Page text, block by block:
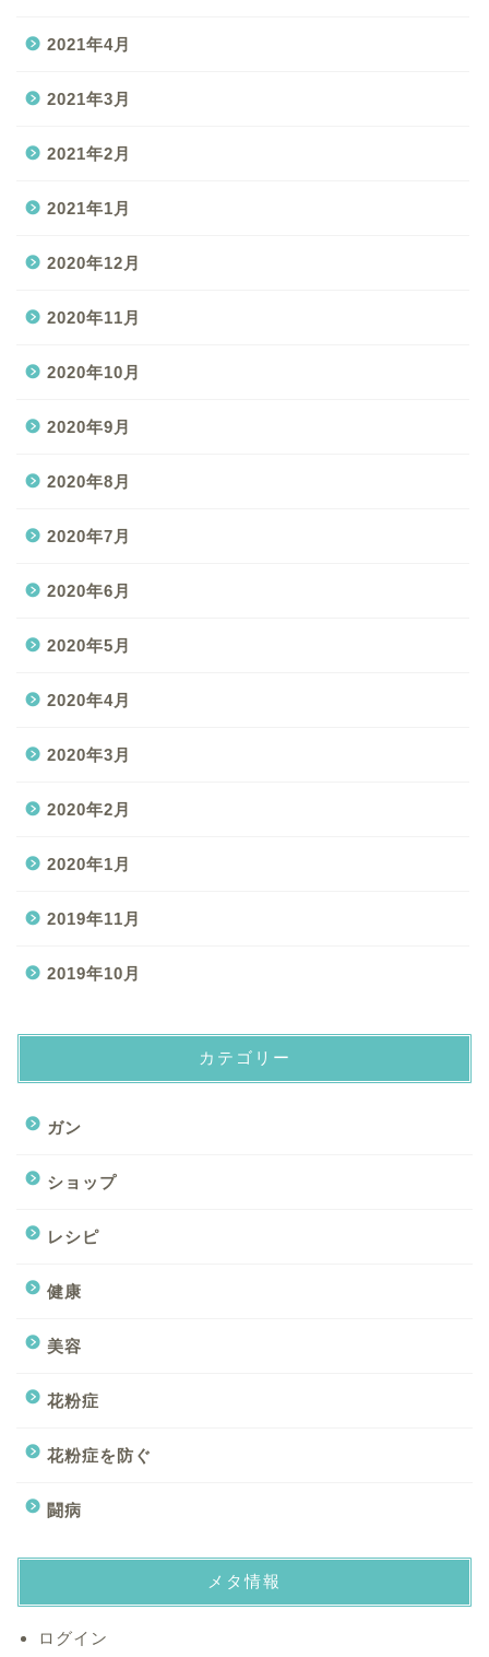
2021年4月
2021年3月
2021年2月
2021年1月
2020年12月
2020年11月
2020年10月
2020年9月
2020年8月
2020年7月
2020年6月
2020年5月
2020年4月
2020年3月
2020年2月
2020年1月
2019年11月
2019年10月
カテゴリー
ガン
ショップ
レシピ
健康
美容
花粉症
花粉症を防ぐ
闘病
メタ情報
ログイン
健康